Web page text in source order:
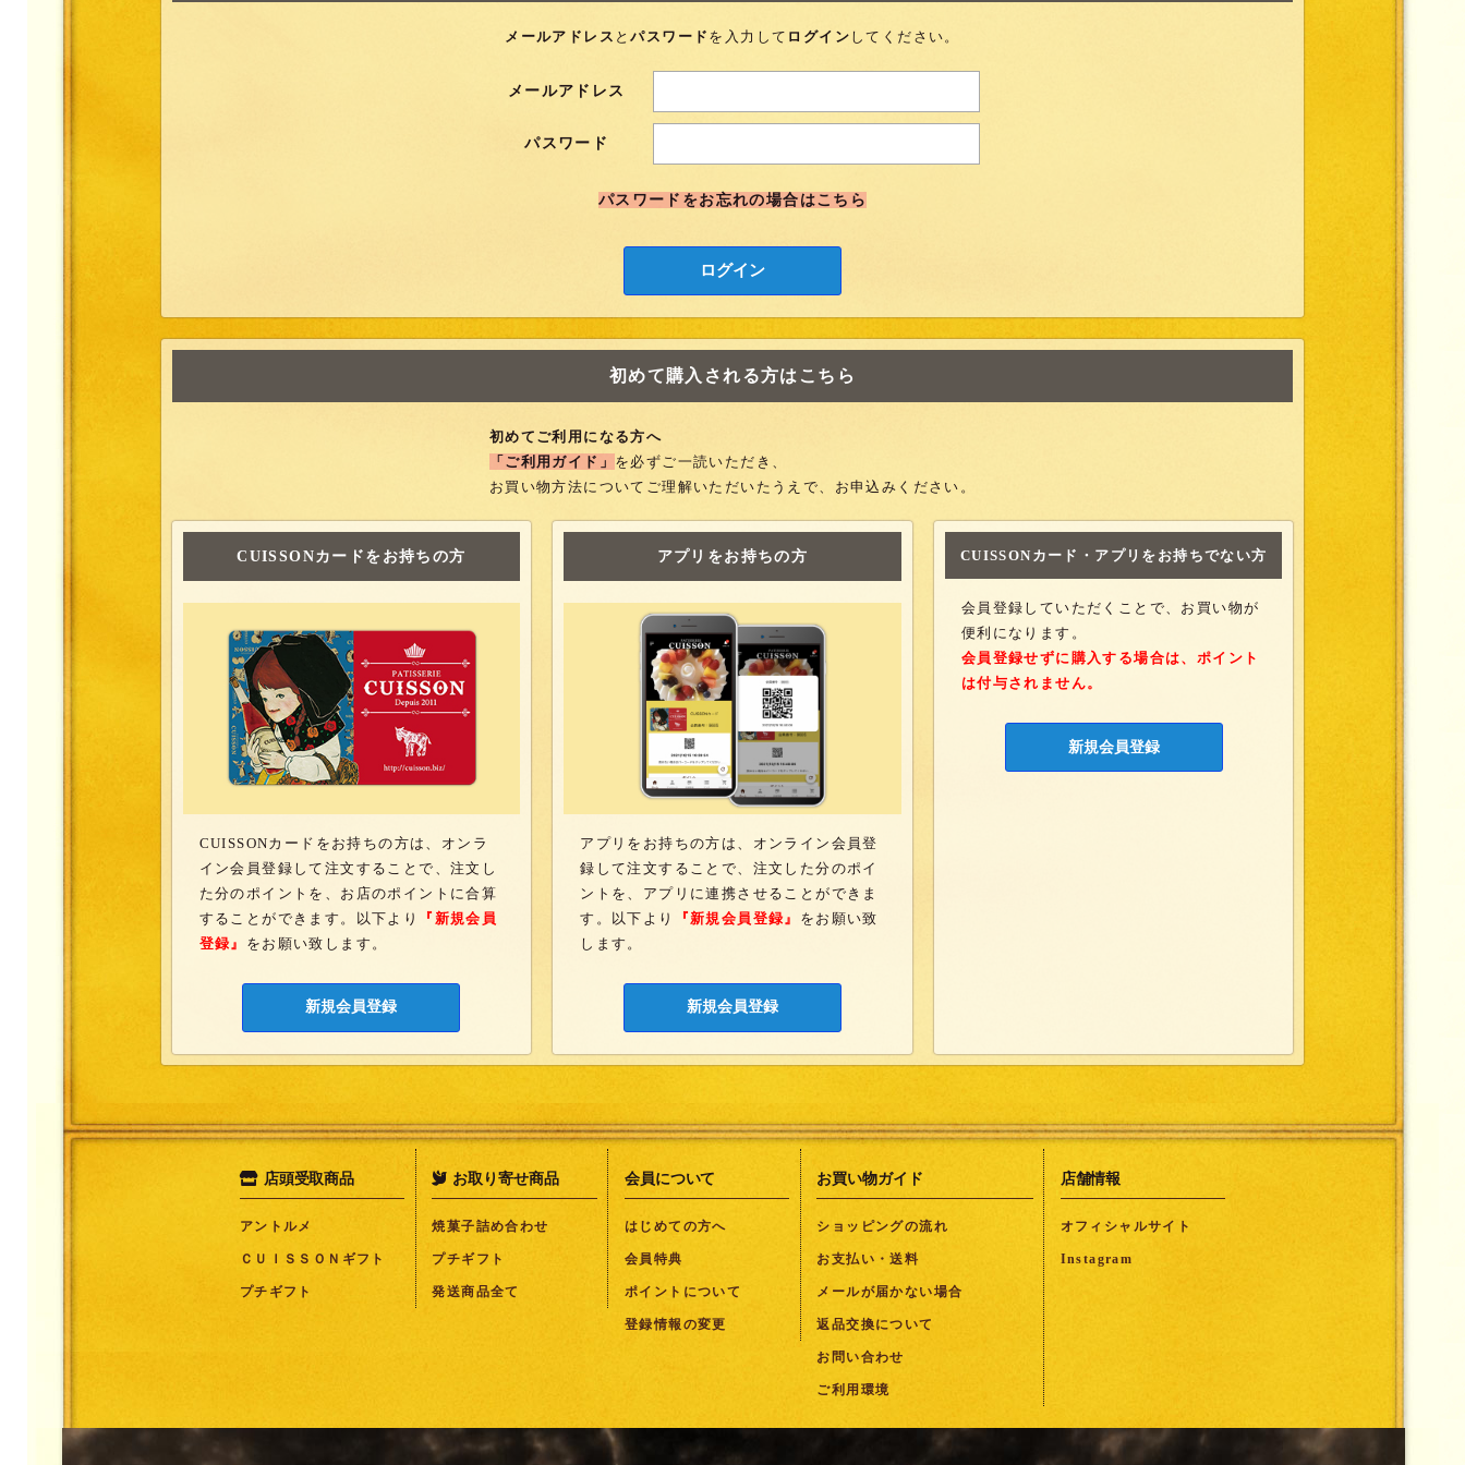
メールアドレス とパスワード を入力して ログイン してください。
メールアドレス
パスワード
パスワードをお忘れの場合はこちら
ログイン
初めて購入される方はこちら
初めてご利用になる方へ
「ご利用ガイド」 を必ずご一読いただき、
お買い物方法についてご理解いただいたうえで、 お申込みください。
CUISSONカードをお持ちの方
CUISSONカードをお持ちの方は、オンラ
イン会員登録して注文することで、注文し
た分のポイントを、お店のポイントに合算
することができます。以下より
『新規会員
登録』 をお願い致します。
新規会員登録
アプリをお持ちの方
アプリをお持ちの方は、オンライン会員登
録して注文することで、注文した分のポイ
ントを、アプリに連携させることができま
す。以下より
『新規会員登録』 をお願い致
します。
新規会員登録
CUISSONカード・ アプリをお持ちでない方
会員登録していただくことで、お買い物が
便利になります。
会員登録せずに購入する場合は、ポイント
は付与されません。
新規会員登録
店頭受取商品
アントルメ
ＣＵＩＳＳＯＮギフト
プチギフト
お取り寄せ商品
焼菓子詰め合わせ
プチギフト
発送商品全て
会員について
はじめての方へ
会員特典
ポイントについて
登録情報の変更
お買い物ガイド
ショッピングの流れ
お支払い・送料
メールが届かない場合
返品交換について
お問い合わせ
ご利用環境
店舗情報
オフィシャルサイト
Instagram